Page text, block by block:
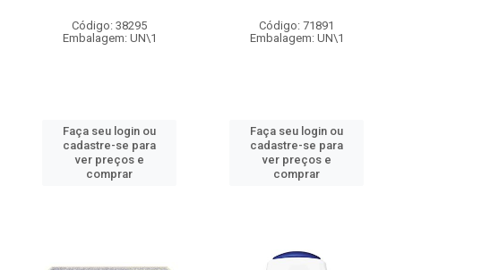
Código: 38295
Embalagem: UN\1
Faça seu login ou
cadastre-se para
ver preços e
comprar
Código: 71891
Embalagem: UN\1
Faça seu login ou
cadastre-se para
ver preços e
comprar